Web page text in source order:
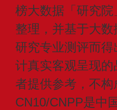
榜大数据「研究
整理，并基于大
研究专业测评而
计真实客观呈现
者提供参考，不
CN10/CNPP是中